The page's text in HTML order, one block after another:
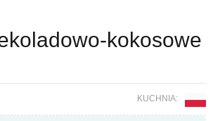
kokosowe
KUCHNIA: